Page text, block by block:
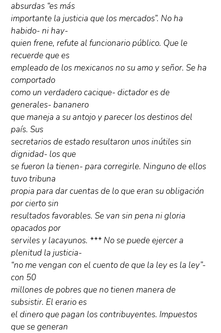
absurdas “es más
importante la justicia que los mercados”. No ha
habido- ni hay-
quien frene, refute al funcionario público. Que le
recuerde que es
empleado de los mexicanos no su amo y señor. Se ha
comportado
como un verdadero cacique- dictador es de
generales- bananero
que maneja a su antojo y parecer los destinos del
país. Sus
secretarios de estado resultaron unos inútiles sin
dignidad- los que
se fueron la tienen- para corregirle. Ninguno de ellos
tuvo tribuna
propia para dar cuentas de lo que eran su obligación
por cierto sin
resultados favorables. Se van sin pena ni gloria
opacados por
serviles y lacayunos. *** No se puede ejercer a
plenitud la justicia-
“no me vengan con el cuento de que la ley es la ley”-
con 50
millones de pobres que no tienen manera de
subsistir. El erario es
el dinero que pagan los contribuyentes. Impuestos
que se generan